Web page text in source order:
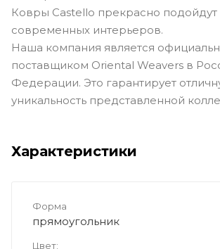
Ковры Castello прекрасно подойдут
современных интерьеров.
Наша компания является
поставщиком Oriental Weavers в
Федерации. Это гарантирует
уникальность представленной
Характеристики
Форма
прямоугольник
Цвет: